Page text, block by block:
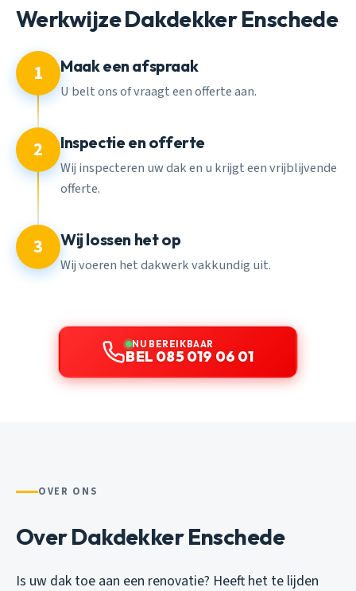
Werkwijze Dakdekker Enschede
1 Maak een afspraak
U belt ons of vraagt een offerte aan.
2 Inspectie en offerte
Wij inspecteren uw dak en u krijgt een vrijblijvende
offerte.
3 Wij lossen het op
Wij voeren het dakwerk vakkundig uit.
NU BEREIKBAAR
BEL 085 019 06 01
OVER ONS
Over Dakdekker Enschede
Is uw dak toe aan een renovatie? Heeft het te lijden